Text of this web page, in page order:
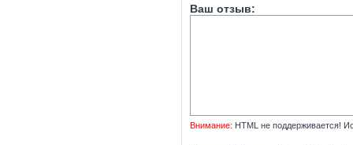
Ваш отзыв:
Внимание: HTML не поддерживается!